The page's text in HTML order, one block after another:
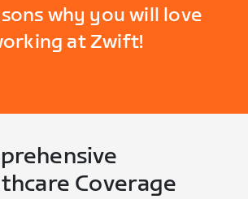
why you will love
at Zwift!
Coverage